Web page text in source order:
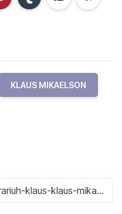
KLAUS MIKAELSON